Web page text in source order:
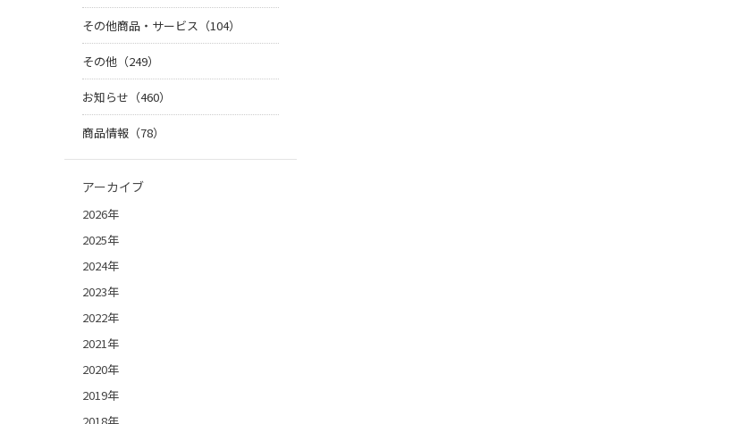
その他商品・サービス（104）
その他（249）
お知らせ（460）
商品情報（78）
アーカイブ
2026年
2025年
2024年
2023年
2022年
2021年
2020年
2019年